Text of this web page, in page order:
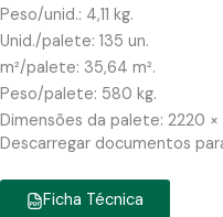
Peso/unid.: 4,11 kg.
Unid./palete: 135 un.
m²/palete: 35,64 m².
Peso/palete: 580 kg.
Dimensões da palete: 2220 ×
Descarregar documentos
Ficha Técnica